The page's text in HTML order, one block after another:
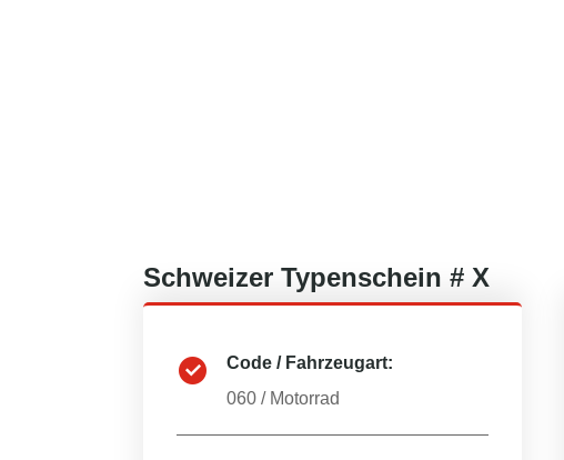
Schweizer Typenschein # X
Code / Fahrzeugart:
060 / Motorrad